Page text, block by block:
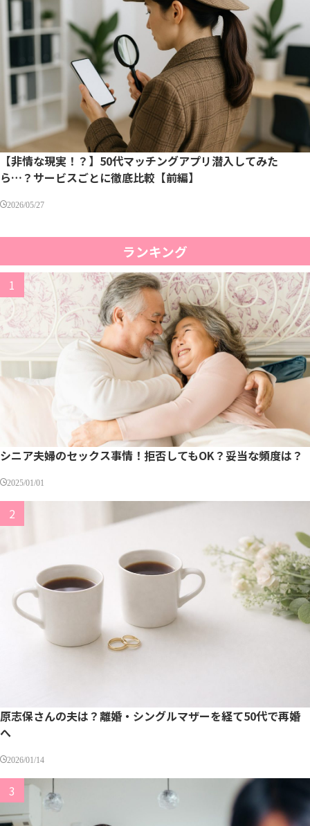
【非情な現実！？】50代マッチングアプリ潜入してみた
ら…？サービスごとに徹底比較【前編】
2026/05/27
ランキング
シニア夫婦のセックス事情！拒否してもOK？妥当な頻度は？
2025/01/01
原志保さんの夫は？離婚・シングルマザーを経て50代で再婚
へ
2026/01/14